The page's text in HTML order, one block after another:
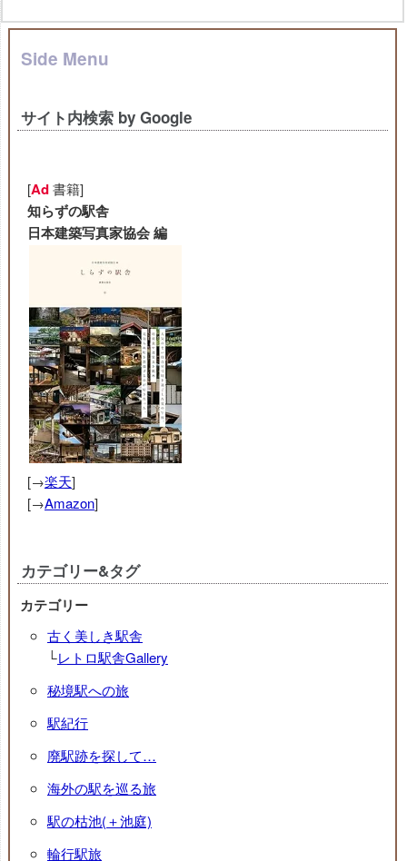
Side Menu
サイト内検索 by Google
[Ad書籍]
知らずの駅舎
日本建築写真家協会 編
[→楽天]
[→Amazon]
カテゴリー&タグ
カテゴリー
古く美しき駅舎
└レトロ駅舎Gallery
秘境駅への旅
駅紀行
廃駅跡を探して…
海外の駅を巡る旅
駅の枯池(＋池庭)
輪行駅旅